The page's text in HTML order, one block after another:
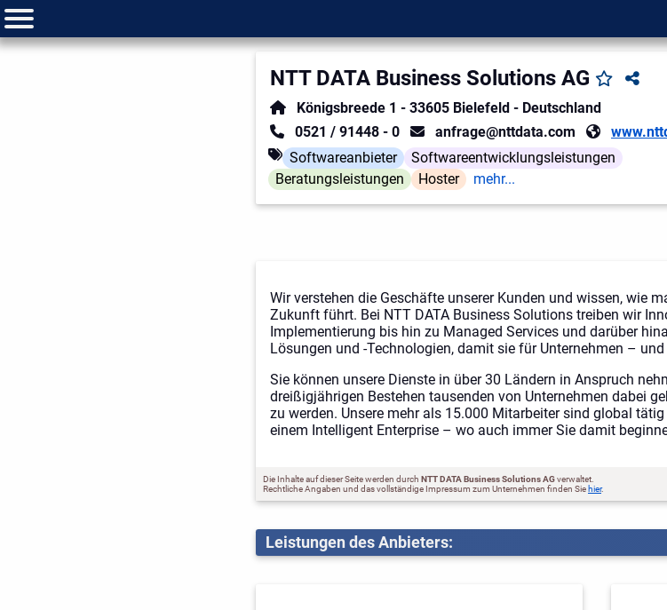
NTT DATA Business Solutions AG
Königsbreede 1 - 33605 Bielefeld - Deutschland
0521 / 91448 - 0
anfrage@nttdata.com
Softwareanbieter
Softwareentwicklungsleistungen
Beratungsleistungen
Hoster mehr...
Wir verstehen die Geschäfte unserer Kunden und wissen, wie
Zukunft führt. Bei NTT DATA Business Solutions treiben wir
Implementierung bis hin zu Managed Services und darüber
Lösungen und -Technologien, damit sie für Unternehmen –
Sie können unsere Dienste in über 30 Ländern in Anspruch
dreißigjährigen Bestehen tausenden von Unternehmen dabei
zu werden. Unsere mehr als 15.000 Mitarbeiter sind global
einem Intelligent Enterprise – wo auch immer Sie damit
Die Inhalte auf dieser Seite werden durch NTT DATA Business Solutions AGverwaltet.
Rechtliche Angaben und das vollständige Impressum zum Unternehmen finden Sie hier.
Leistungen des Anbieters: